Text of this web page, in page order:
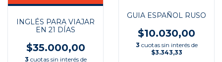
INGLÉS PARA VIAJAR
EN 21 DÍAS
$35.000,00
3 cuotas sin interés de
GUIA ESPAÑOL RUSO
$10.030,00
3 cuotas sin interés de
$3.343,33